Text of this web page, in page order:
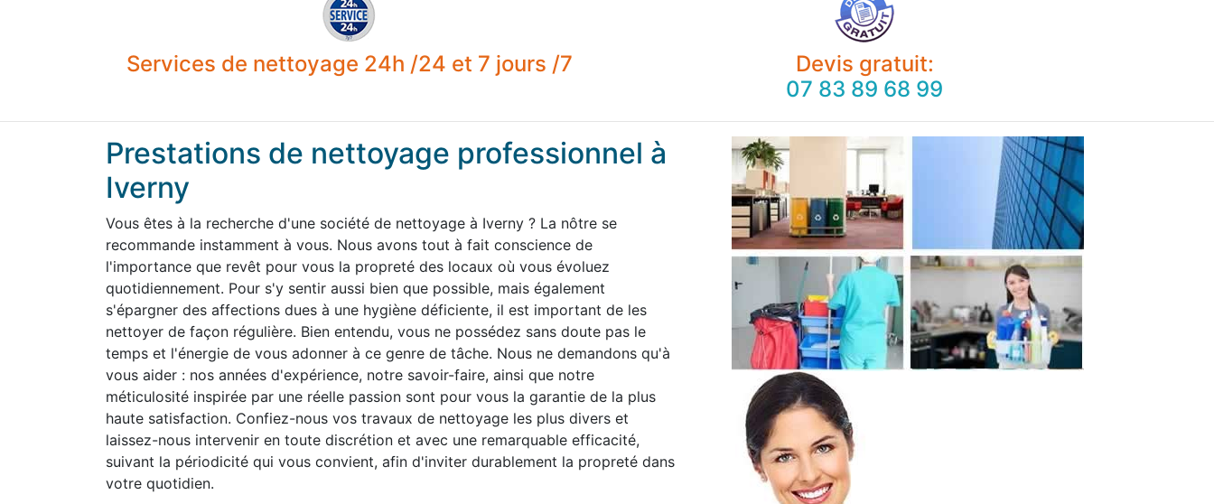
Services de nettoyage 24h /24 et 7 jours /7
Devis gratuit:
07 83 89 68 99
Prestations de nettoyage professionnel à
Iverny
Vous êtes à la recherche d'une société de nettoyage à Iverny ? La nôtre se
recommande instamment à vous. Nous avons tout à fait conscience de
l'importance que revêt pour vous la propreté des locaux où vous évoluez
quotidiennement. Pour s'y sentir aussi bien que possible, mais également
s'épargner des affections dues à une hygiène déficiente, il est important de les
nettoyer de façon régulière. Bien entendu, vous ne possédez sans doute pas le
temps et l'énergie de vous adonner à ce genre de tâche. Nous ne demandons qu'à
vous aider : nos années d'expérience, notre savoir-faire, ainsi que notre
méticulosité inspirée par une réelle passion sont pour vous la garantie de la plus
haute satisfaction. Confiez-nous vos travaux de nettoyage les plus divers et
laissez-nous intervenir en toute discrétion et avec une remarquable efficacité,
suivant la périodicité qui vous convient, afin d'inviter durablement la propreté dans
votre quotidien.